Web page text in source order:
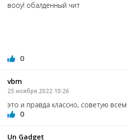
вооу! обалденный чит
0
vbm
25 ноября 2022 10:26
это и правда классно, советую
0
Un Gadget